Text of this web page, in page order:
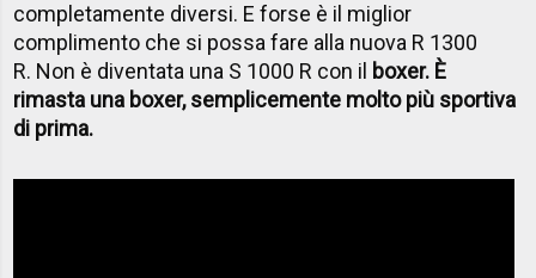
completamente diversi. E forse è il miglior
complimento che si possa fare alla nuova R 1300
R. Non è diventata una S 1000 R con il boxer. È
rimasta una boxer, semplicemente molto più sportiva
di prima.